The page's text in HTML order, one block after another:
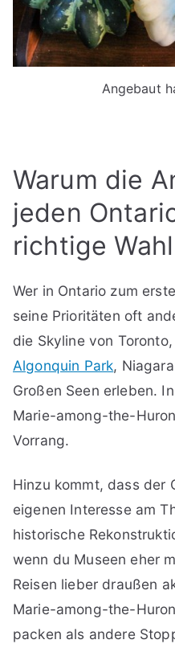
Angebaut
Warum die
jeden
richtige
Wer in Ontario zum
seine Prioritäten oft
die Skyline von
Algonquin Park,
Großen Seen erleben.
Marie-among-the-
Vorrang.
Hinzu kommt, dass der
eigenen Interesse am
historische
wenn du Museen eher
Reisen lieber draußen
Marie-among-the-
packen als andere